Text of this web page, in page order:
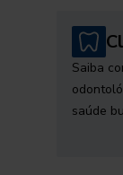
Saiba
saúde